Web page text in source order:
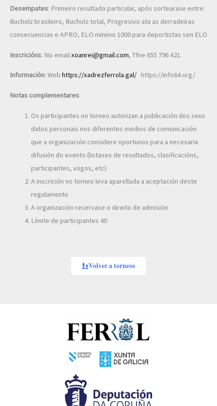
Desempates: Primeiro resultado particular, após sortearase entre:
Bucholz brasileiro, Bucholz total, Progresivo ata as derradeiras
consecuencias e APRO, ELO mínimo 1000 para deportistas sen ELO
Inscricións: No emailxoanrei@gmail.com, Tfne 655 796 421.
Información: Web https://xadrezferrola.gal/ https://info64.org/
Notas complementares:
Os participantes no torneo autorizan a publicación dos seus
datos personais nos diferentes medios de comunicación
que a organización considere oportunos para a necesaria
difusión do evento (listaxes de resultados, clasificacións,
participantes, xogos, etc)
A inscrición no torneo leva aparellada a aceptación deste
regulamento
A organización reservase o direito de admisión
Límite de participantes 40
Volver a torneos